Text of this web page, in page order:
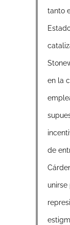
tanto
en la
de
unirse